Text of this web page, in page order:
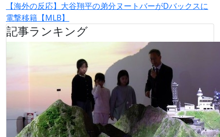
【海外の反応】大谷翔平の弟分ヌートバーがDバックスに
電撃移籍【MLB】
記事ランキング